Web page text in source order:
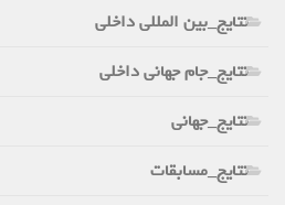
نتایج_بین المللی داخلی
نتایج_جام جهانی داخلی
نتایج_جهانی
نتایج_مسابقات